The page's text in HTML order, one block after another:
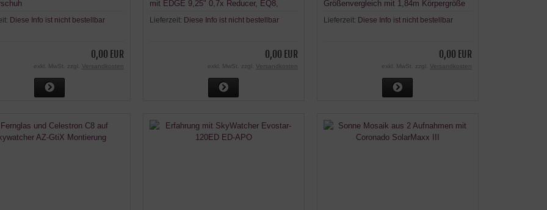
Diese Info ist nicht bestellbar
0,00 EUR
exkl. MwSt. zzgl. Versandkosten
mit EDGE 9,25" 0,7x Reducer, EQ8,
Lieferzeit: Diese Info ist nicht bestellbar
0,00 EUR
exkl. MwSt. zzgl. Versandkosten
Größenvergleich mit 1,84m Körpergröße
Lieferzeit: Diese Info ist nicht bestellbar
0,00 EUR
exkl. MwSt. zzgl. Versandkosten